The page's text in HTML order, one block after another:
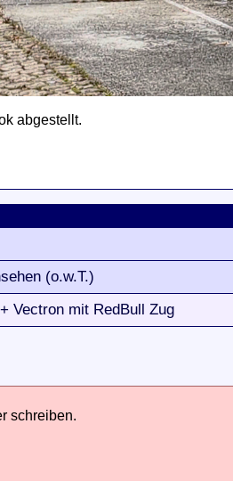
abgestellt.
(o.w.T.)
Vectron mit RedBull Zug
schreiben.